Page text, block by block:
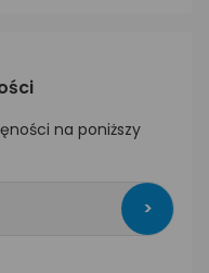
na poniższy
>